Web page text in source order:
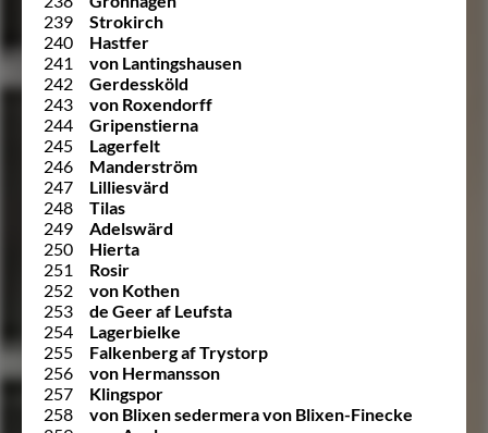
239
Strokirch
240
Hastfer
241
von Lantingshausen
242
Gerdessköld
243
von Roxendorff
244
Gripenstierna
245
Lagerfelt
246
Manderström
247
Lilliesvärd
248
Tilas
249
Adelswärd
250
Hierta
251
Rosir
252
von Kothen
253
de Geer af Leufsta
254
Lagerbielke
255
Falkenberg af Trystorp
256
von Hermansson
257
Klingspor
258
von Blixen sedermera von Blixen-Finecke